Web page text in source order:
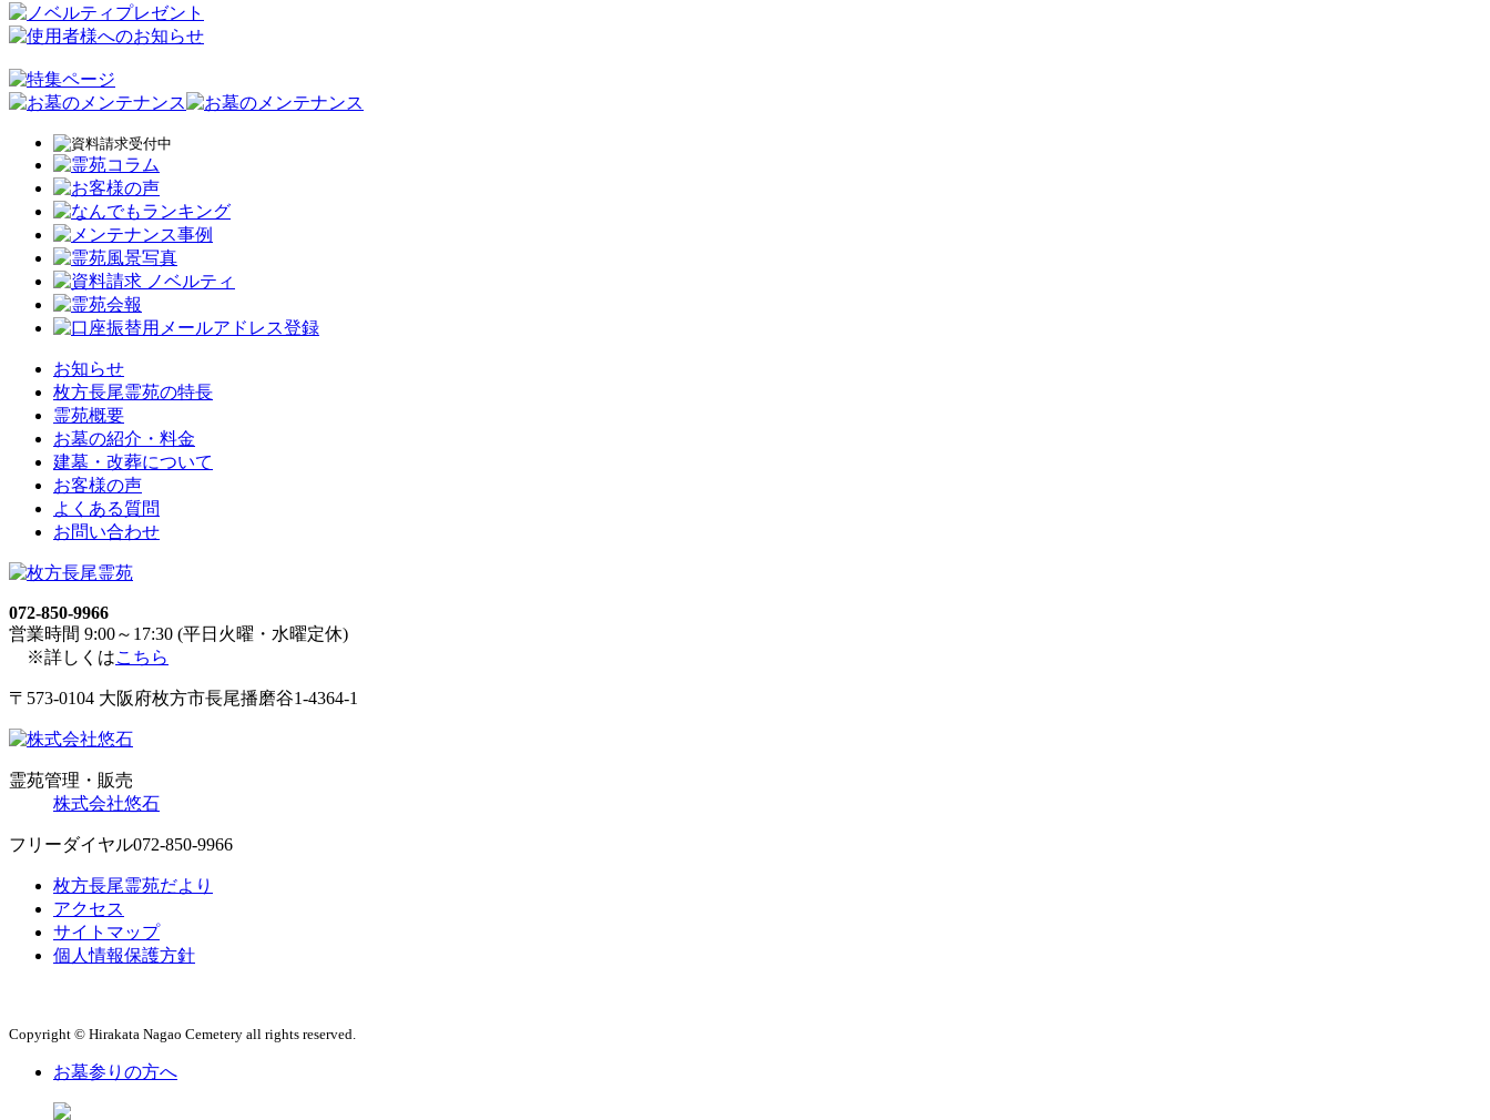
お知らせ
枚方長尾霊苑の特長
霊苑概要
お墓の紹介・料金
建墓・改葬について
お客様の声
よくある質問
お問い合わせ
072-850-9966
営業時間 9:00～17:30 (平日火曜・水曜定休)
※詳しくはこちら
〒573-0104 大阪府枚方市長尾播磨谷1-4364-1
霊苑管理・販売
株式会社悠石
フリーダイヤル072-850-9966
枚方長尾霊苑だより
アクセス
サイトマップ
個人情報保護方針
Copyright © Hirakata Nagao Cemetery all rights reserved.
お墓参りの方へ